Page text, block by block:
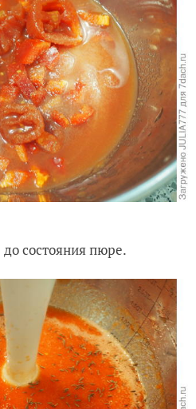
состояния пюре.